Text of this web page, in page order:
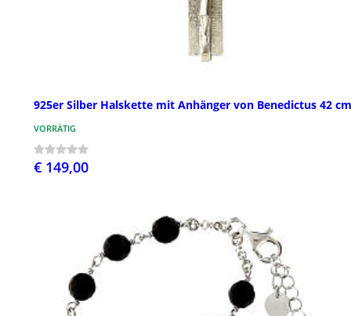
925er Silber Halskette mit Anhänger von Benedictus 42 cm
VORRÄTIG
€ 149,00